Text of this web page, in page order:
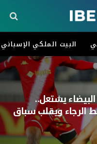
البيت الملكي الإسباني
يشتعل..
الرجاء ويقلب سباق